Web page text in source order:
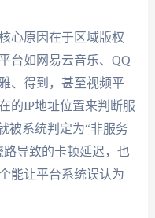
心原因在于区域版权
台如网易云音乐、QQ
、得到，甚至视频平
的IP地址位置来判断服
被系统判定为“非服务
路导致的卡顿延迟，也
能让平台系统误认为